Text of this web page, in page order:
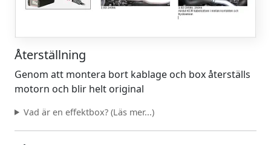
Återställning
Genom att montera bort kablage och box återställs
motorn och blir helt original
Vad är en effektbox? (Läs mer...)